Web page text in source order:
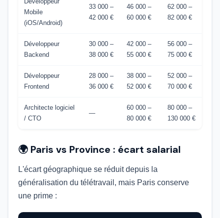
Mobile
(iOS/Android)
33 000 –
42 000 €
46 000 –
60 000 €
62 000 –
82 000 €
Développeur
Backend
30 000 –
38 000 €
42 000 –
55 000 €
56 000 –
75 000 €
Développeur
Frontend
28 000 –
36 000 €
38 000 –
52 000 €
52 000 –
70 000 €
Architecte logiciel
/ CTO
—
60 000 –
80 000 €
80 000 –
130 000 €
🌍 Paris vs Province : écart salarial
L'écart géographique se réduit depuis la
généralisation du télétravail, mais Paris conserve
une prime :